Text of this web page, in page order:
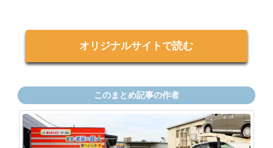
オリジナルサイトで読む
このまとめ記事の作者